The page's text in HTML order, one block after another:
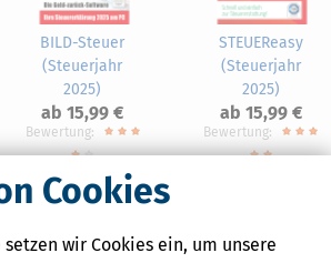
Cookies
wir Cookies ein, um unsere
BILD-Steuer
(Steuerjahr
2025)
ab 15,99 €
Bewertung:
STEUEReasy
(Steuerjahr
2025)
ab 15,99 €
Bewertung: